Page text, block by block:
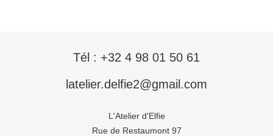
Tél : +32 4 98 01 50 61
latelier.delfie2@gmail.com
L'Atelier d'Elfie
Rue de Restaumont 97